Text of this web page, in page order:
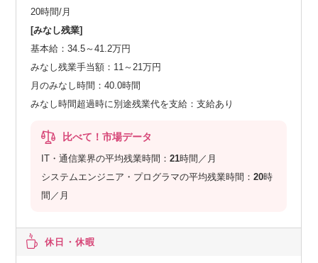
20時間/月
[みなし残業]
基本給：34.5～41.2万円
みなし残業手当額：11～21万円
月のみなし時間：40.0時間
みなし時間超過時に別途残業代を支給：支給あり
比べて！市場データ
IT・通信業界の平均残業時間：21時間／月
システムエンジニア・プログラマの平均残業時間：20時
間／月
休日・休暇